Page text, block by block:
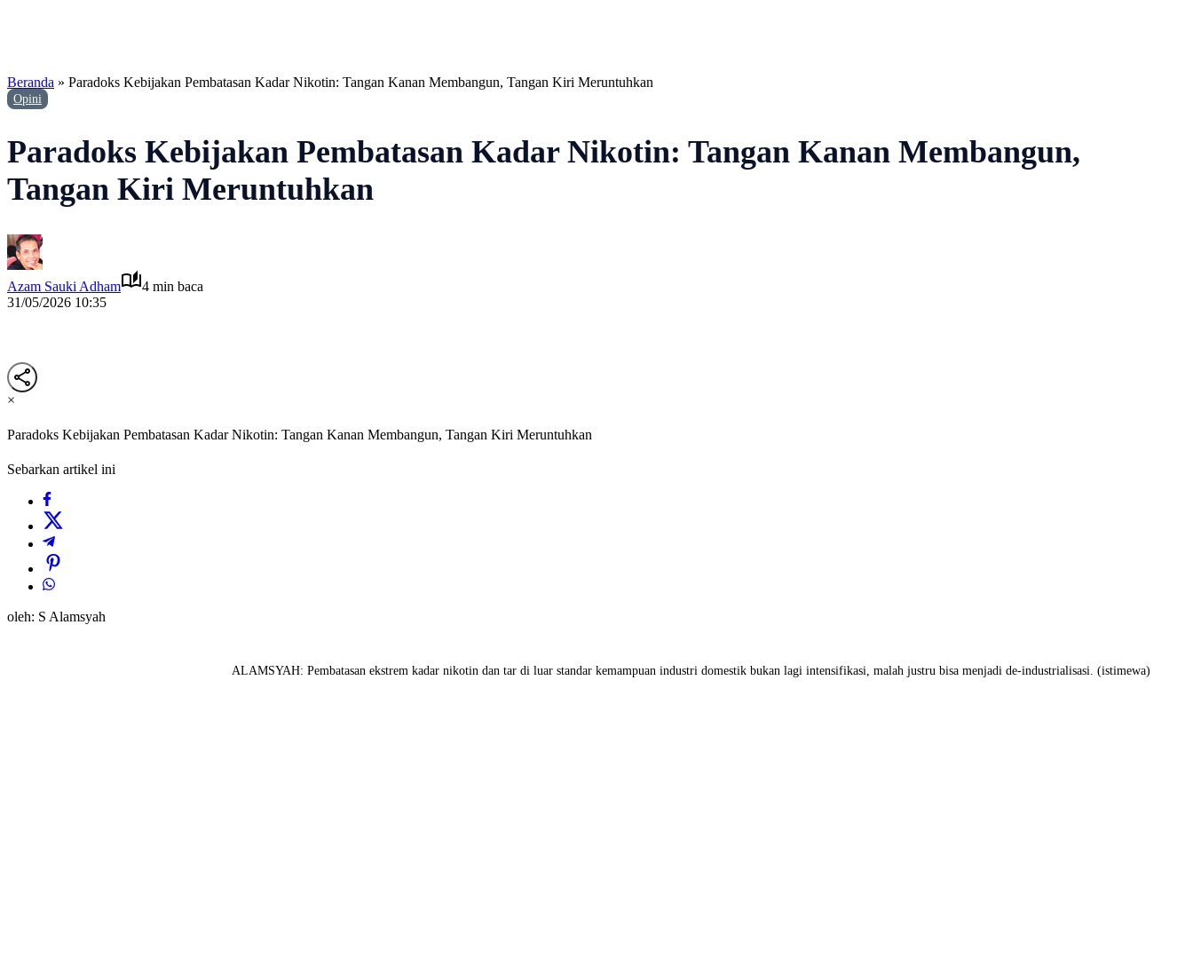
Beranda » Paradoks Kebijakan Pembatasan Kadar Nikotin: Tangan Kanan Membangun, Tangan Kiri Meruntuhkan
Opini
Paradoks Kebijakan Pembatasan Kadar Nikotin: Tangan Kanan Membangun,
Tangan Kiri Meruntuhkan
Azam Sauki Adham
4 min baca
31/05/2026 10:35
×
Paradoks Kebijakan Pembatasan Kadar Nikotin: Tangan Kanan Membangun, Tangan Kiri Meruntuhkan
Sebarkan artikel ini
oleh: S Alamsyah
ALAMSYAH: Pembatasan ekstrem kadar nikotin dan tar di luar standar kemampuan industri domestik bukan lagi intensifikasi, malah justru bisa menjadi de-industrialisasi. (istimewa)